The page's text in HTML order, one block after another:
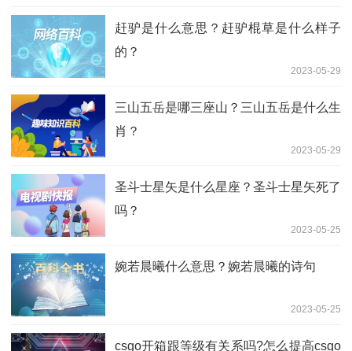
赶驴是什么意思？赶驴棍草是什么样子
的？
2023-05-29
三山五岳是哪三座山？三山五岳是什么生
肖？
2023-05-29
圣斗士星矢是什么星座？圣斗士星矢死了
吗？
2023-05-25
婉若晨曦什么意思？婉若晨曦的诗句
2023-05-25
csgo开箱跟等级有关系吗?怎么提高csgo